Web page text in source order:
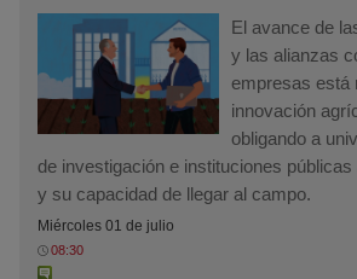
El avance de
y las alianzas
empresas está
innovación
obligando a
de investigación e instituciones públicas
y su capacidad de llegar al campo.
Miércoles 01 de julio
08:30